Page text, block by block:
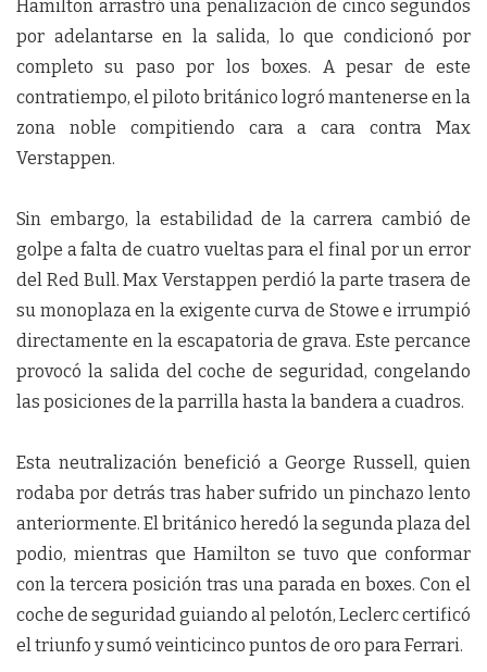
Hamilton arrastró una penalización de cinco segundos
por adelantarse en la salida, lo que condicionó por
completo su paso por los boxes. A pesar de este
contratiempo, el piloto británico logró mantenerse en la
zona noble compitiendo cara a cara contra Max
Verstappen.
Sin embargo, la estabilidad de la carrera cambió de
golpe a falta de cuatro vueltas para el final por un error
del Red Bull. Max Verstappen perdió la parte trasera de
su monoplaza en la exigente curva de Stowe e irrumpió
directamente en la escapatoria de grava. Este percance
provocó la salida del coche de seguridad, congelando
las posiciones de la parrilla hasta la bandera a cuadros.
Esta neutralización benefició a George Russell, quien
rodaba por detrás tras haber sufrido un pinchazo lento
anteriormente. El británico heredó la segunda plaza del
podio, mientras que Hamilton se tuvo que conformar
con la tercera posición tras una parada en boxes. Con el
coche de seguridad guiando al pelotón, Leclerc certificó
el triunfo y sumó veinticinco puntos de oro para Ferrari.